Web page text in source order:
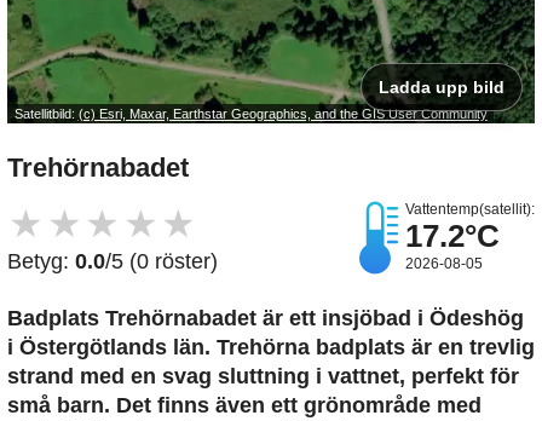
Satellitbild: (c) Esri, Maxar, Earthstar Geographics, and the GIS User Community
Ladda upp bild
Trehörnabadet
★ ★ ★ ★ ★
Betyg: 0.0/5 (0 röster)
Vattentemp(satellit):
17.2°C
2026-08-05
Badplats Trehörnabadet är ett insjöbad i Ödeshög
i Östergötlands län. Trehörna badplats är en trevlig
strand med en svag sluttning i vattnet, perfekt för
små barn. Det finns även ett grönområde med